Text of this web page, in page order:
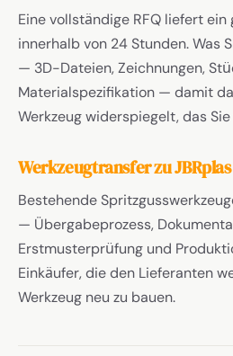
Eine vollständige RFQ liefert
innerhalb von 24 Stunden. Was
— 3D-Dateien, Zeichnungen,
Materialspezifikation — damit
Werkzeug widerspiegelt, das
Werkzeugtransfer zu
Bestehende
— Übergabeprozess,
Erstmusterprüfung und
Einkäufer, die den Lieferanten
Werkzeug neu zu bauen.